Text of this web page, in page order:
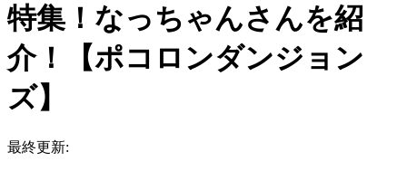
特集！なっちゃんさんを紹
介！【ポコロンダンジョン
ズ】
最終更新: